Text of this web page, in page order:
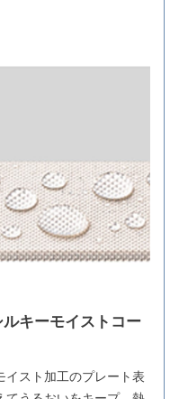
キーモイストコー
イスト加工のプレート表